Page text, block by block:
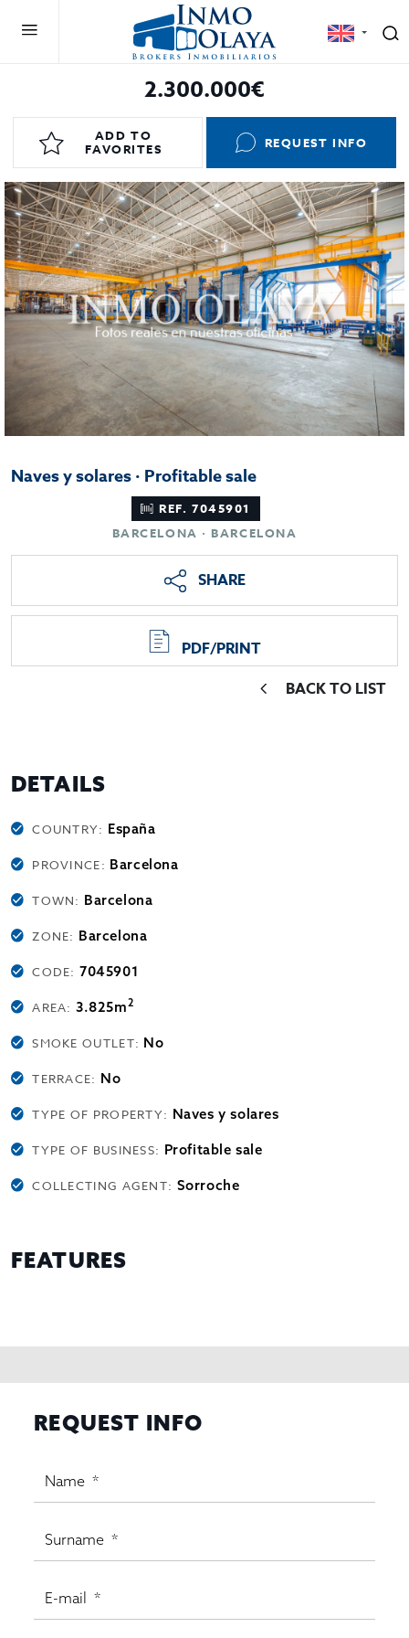
2.300.000€
ADD TO
FAVORITES
REQUEST INFO
Naves y solares · Profitable sale
REF. 7045901
BARCELONA · BARCELONA
SHARE
PDF/PRINT
BACK TO LIST
DETAILS
COUNTRY: España
PROVINCE: Barcelona
TOWN: Barcelona
ZONE: Barcelona
CODE:7045901
AREA:3.825m2
SMOKE OUTLET: No
TERRACE: No
TYPE OF PROPERTY: Naves y solares
TYPE OF BUSINESS: Profitable sale
COLLECTING AGENT: Sorroche
FEATURES
REQUEST INFO